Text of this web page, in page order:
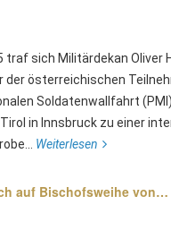
traf sich Militärdekan Oliver
der österreichischen
Soldatenwallfahrt
in Innsbruck zu einer
Weiterlesen
auf Bischofsweihe von…